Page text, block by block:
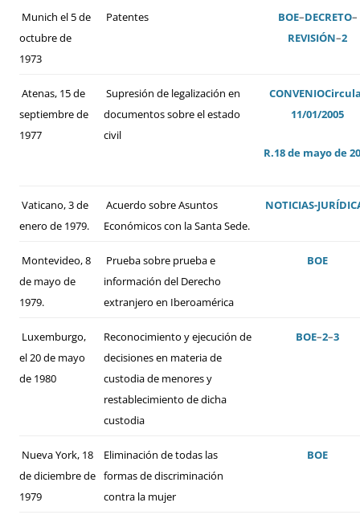
Munich el 5 de
octubre de
1973
Patentes BOE–DECRETO–
REVISIÓN–2
Atenas, 15 de
septiembre de
1977
Supresión de legalización en
documentos sobre el estado
civil
CONVENIO
11/01/2005
R.18 de mayo de
Vaticano, 3 de
enero de 1979.
Acuerdo sobre Asuntos
Económicos con la Santa Sede.
NOTICIAS-
Montevideo, 8
de mayo de
1979.
Prueba sobre prueba e
información del Derecho
extranjero en Iberoamérica
BOE
Luxemburgo,
el 20 de mayo
de 1980
Reconocimiento y ejecución de
decisiones en materia de
custodia de menores y
restablecimiento de dicha
custodia
BOE–2–3
Nueva York, 18
de diciembre de
1979
Eliminación de todas las
formas de discriminación
contra la mujer
BOE